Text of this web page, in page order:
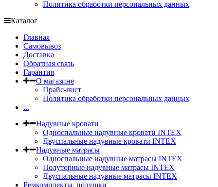
Политика обработки персональных данных
Каталог
Главная
Самовывоз
Доставка
Обратная связь
Гарантия
О магазине
Прайс-лист
Политика обработки персональных данных
...
Надувные кровати
Односпальные надувные кровати INTEX
Двуспальные надувные кровати INTEX
Надувные матрасы
Односпальные надувные матрасы INTEX
Полуторные надувные матрасы INTEX
Двуспальные надувные матрасы INTEX
Ремкомплекты, подушки